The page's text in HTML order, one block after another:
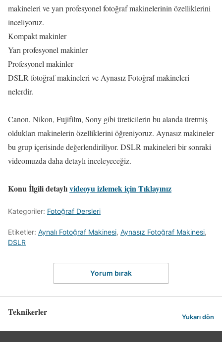
makineleri ve yarı profesyonel fotoğraf makinelerinin özelliklerini
inceliyoruz.
Kompakt makinler
Yarı profesyonel makinler
Profesyonel makinler
DSLR fotoğraf makineleri ve Aynasız Fotoğraf makineleri
nelerdir.
Canon, Nikon, Fujifilm, Sony gibi üreticilerin bu alanda üretmiş
oldukları makinelerin özelliklerini öğreniyoruz. Aynasız makineler
bu grup içerisinde değerlendiriliyor. DSLR makineleri bir sonraki
videomuzda daha detaylı inceleyeceğiz.
Konu İlgili detaylıvideoyu izlemek için Tıklayınız
Kategoriler: Fotoğraf Dersleri
Etiketler: Aynalı Fotoğraf Makinesi, Aynasız Fotoğraf Makinesi,
DSLR
Yorum bırak
Teknikerler Yukarı dön